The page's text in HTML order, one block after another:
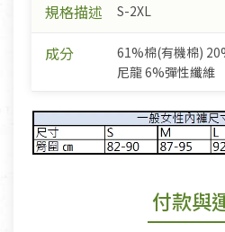
規格描述 S-2XL
成分
61%棉(有機棉)
尼龍 6%彈性纖維
付款與